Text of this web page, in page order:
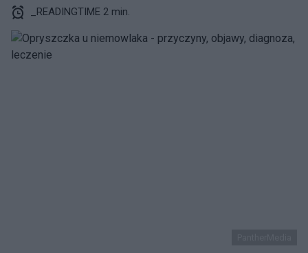
_READINGTIME 2 min.